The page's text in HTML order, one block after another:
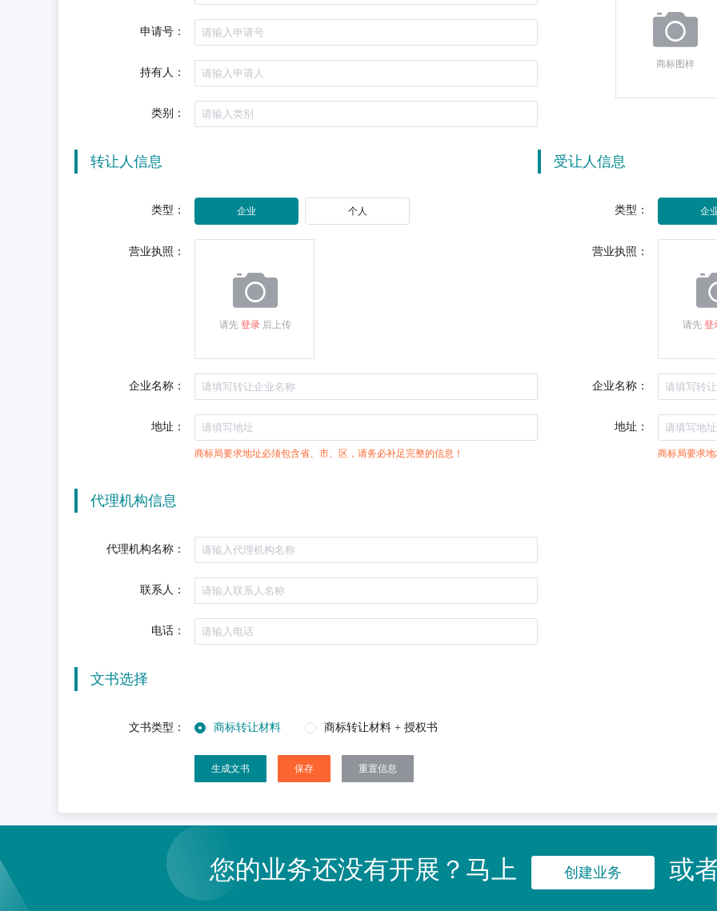
申请号：
持有人：
类别：
商标图样
转让人信息
类型： 企业 个人
营业执照：
请先 登录 后上传
企业名称：
地址：
商标局要求地址必须包含省、市、区，请务必补足完整的信息！
受让人信息
类型： 企
营业执照：
请先 登
企业名称：
地址：
商标局要求
代理机构信息
代理机构名称：
联系人：
电话：
文书选择
文书类型： 商标转让材料 商标转让材料 + 授权书
生成文书 保存 重置信息
您的业务还没有开展？马上 创建业务 或